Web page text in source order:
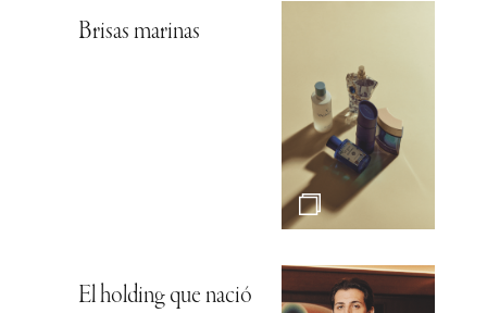
Brisas marinas
El holding que nació